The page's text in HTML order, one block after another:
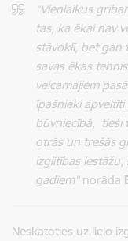
“Vienlaikus
tas, ka ēkai nav
stāvoklī, bet gan
savas ēkas
veicamajiem
īpašnieki
būvniecībā, tieši
otrās un trešās
izglītības iestāžu,
gadiem”norāda
Neskatoties uz lielo